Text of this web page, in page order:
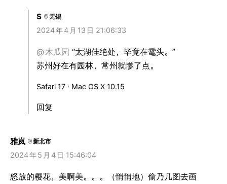
S 无锡
2024年4 月 13 日 21:06:33
@ 木瓜园 “太湖佳绝处，毕竟在鼋头。”
苏州好在有园林，常州就惨了点。
Safari 17 · Mac OS X 10.15
回复
雅岚 新北市
2024年5 月 4 日 15:46:04
怒放的樱花，美啊美。。。（悄悄地）偷乃几图去画